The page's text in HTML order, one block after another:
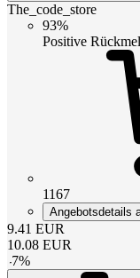
The_code_store
93%
Positive
1167
Angebotsdetails
9.41 EUR
10.08 EUR
-7%